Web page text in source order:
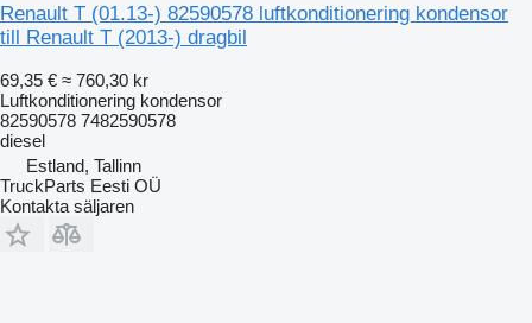
Renault T (01.13-) 82590578 luftkonditionering kondensor
till Renault T (2013-) dragbil
69,35 € ≈ 760,30 kr
Luftkonditionering kondensor
82590578 7482590578
diesel
Estland, Tallinn
TruckParts Eesti OÜ
Kontakta säljaren